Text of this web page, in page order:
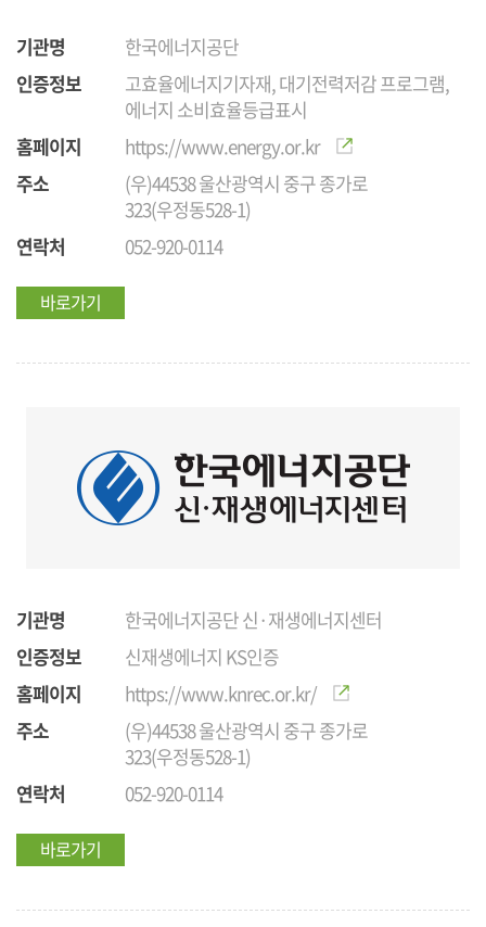
기관명
한국에너지공단
인증정보
고효율에너지기자재, 대기전력저감 프로그램,
에너지 소비효율등급표시
홈페이지
https://www.energy.or.kr
주소
(우)44538 울산광역시 중구 종가로
323(우정동528-1)
연락처
052-920-0114
바로가기
기관명
한국에너지공단 신·재생에너지센터
인증정보
신재생에너지 KS인증
홈페이지
https://www.knrec.or.kr/
주소
(우)44538 울산광역시 중구 종가로
323(우정동528-1)
연락처
052-920-0114
바로가기